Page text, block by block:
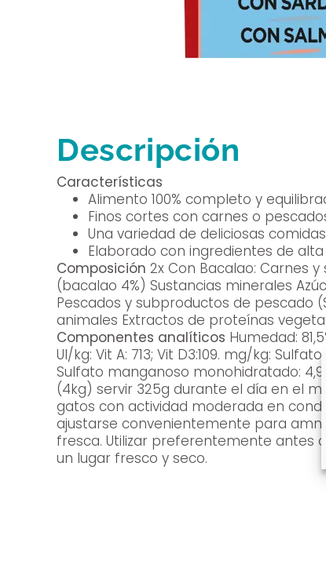
Descripción
Características
Alimento 100% completo y
Finos cortes con carnes o
Una variedad de deliciosas
Elaborado con ingredientes de alta
Composición
(bacalao 4%) Sustancias minerales Azúcares Levaduras 2x Con Sardina: Carnes y subproductos
Pescados y subproductos de pescado (Sardina 4%)
animales Extractos de proteínas
Componentes analíticos Humedad:
UI/kg: Vit A: 713; Vit D3:109. mg/kg: Sulfato ferroso monohidratado: 25; Yodato de calcio anhidro: 0,31; Sulfato cúprico pentahidratado: 2,8;
Sulfato manganoso monohidratado:
(4kg) servir 325g durante el día en el
gatos con actividad moderada en
ajustarse convenientemente para
fresca. Utilizar preferentemente antes de, número de lote y número de registro: ver en el envase. Por favor, conservar el sobre cerrada en
un lugar fresco y seco.